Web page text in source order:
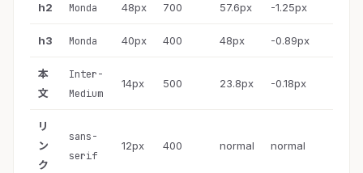
h2 Monda 48px 700 57.6px -1.25px
h3 Monda 40px 400 48px -0.89px
本
文
Inter-
Medium
14px 500 23.8px -0.18px
リ
ン
ク
sans-
serif
12px 400 normal normal